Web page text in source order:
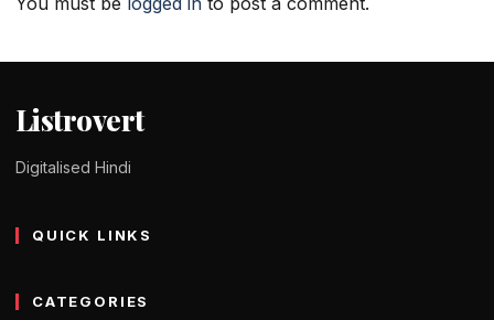
Listrovert
Digitalised Hindi
QUICK LINKS
CATEGORIES